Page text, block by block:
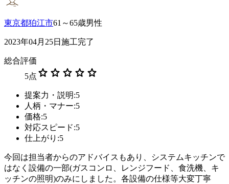
東京都狛江市61～65歳男性
2023年04月25日施工完了
総合評価
5点 star star star star star
提案力・説明:5
人柄・マナー:5
価格:5
対応スピード:5
仕上がり:5
今回は担当者からのアドバイスもあり、システムキッチンで
はなく設備の一部(ガスコンロ、レンジフード、食洗機、キ
ッチンの照明)のみにしました。各設備の仕様等大変丁寧